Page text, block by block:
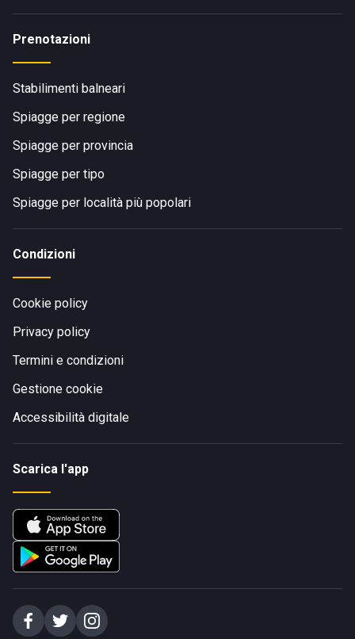
Prenotazioni
Stabilimenti balneari
Spiagge per regione
Spiagge per provincia
Spiagge per tipo
Spiagge per località più popolari
Condizioni
Cookie policy
Privacy policy
Termini e condizioni
Gestione cookie
Accessibilità digitale
Scarica l'app